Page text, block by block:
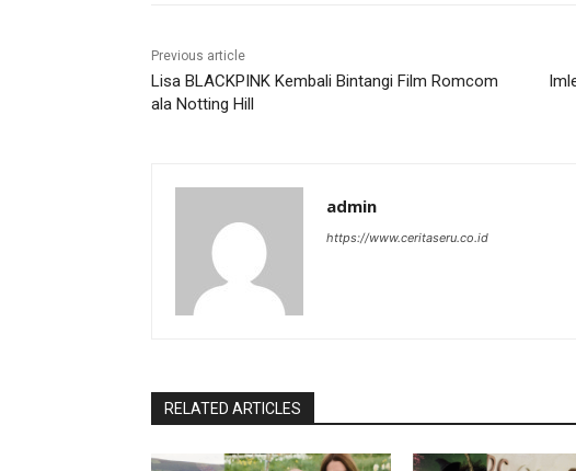
Previous article
Lisa BLACKPINK Kembali Bintangi Film Romcom
ala Notting Hill
admin
https://www.ceritaseru.co.id
RELATED ARTICLES